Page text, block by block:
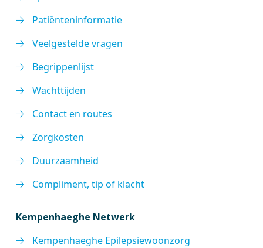
Patiënteninformatie
Veelgestelde vragen
Begrippenlijst
Wachttijden
Contact en routes
Zorgkosten
Duurzaamheid
Compliment, tip of klacht
Kempenhaeghe Netwerk
Kempenhaeghe Epilepsiewoonzorg